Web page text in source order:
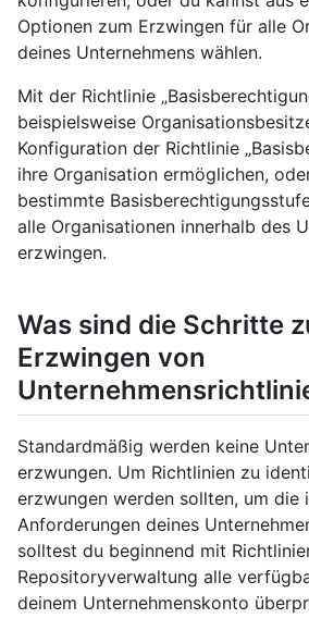
Optionen zum Erzwingen für alle
deines Unternehmens wählen.
Mit der Richtlinie
beispielsweise
Konfiguration der Richtlinie
ihre Organisation ermöglichen,
bestimmte
alle Organisationen innerhalb des
erzwingen.
Was sind die Schritte
Erzwingen von
Standardmäßig werden keine
erzwungen. Um Richtlinien zu
erzwungen werden sollten, um die
Anforderungen deines
solltest du beginnend mit
Repositoryverwaltung alle
deinem Unternehmenskonto